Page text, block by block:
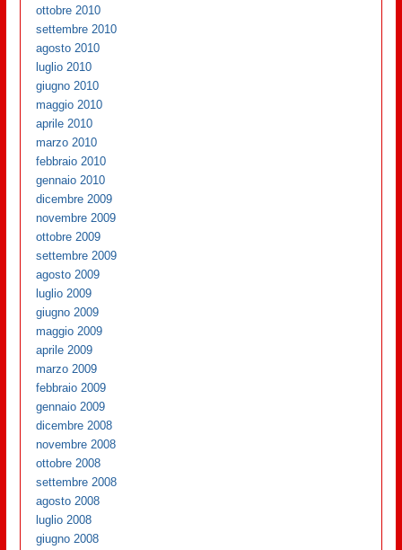
ottobre 2010
settembre 2010
agosto 2010
luglio 2010
giugno 2010
maggio 2010
aprile 2010
marzo 2010
febbraio 2010
gennaio 2010
dicembre 2009
novembre 2009
ottobre 2009
settembre 2009
agosto 2009
luglio 2009
giugno 2009
maggio 2009
aprile 2009
marzo 2009
febbraio 2009
gennaio 2009
dicembre 2008
novembre 2008
ottobre 2008
settembre 2008
agosto 2008
luglio 2008
giugno 2008